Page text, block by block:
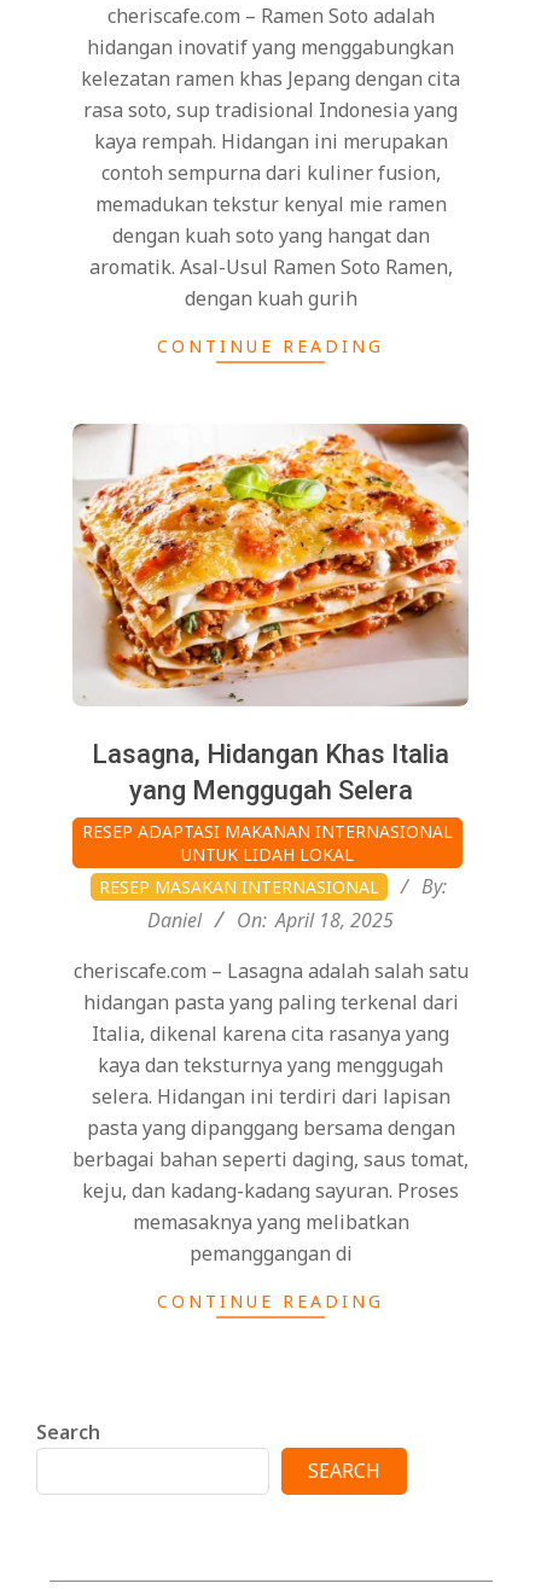
cheriscafe.com – Ramen Soto adalah
hidangan inovatif yang menggabungkan
kelezatan ramen khas Jepang dengan cita
rasa soto, sup tradisional Indonesia yang
kaya rempah. Hidangan ini merupakan
contoh sempurna dari kuliner fusion,
memadukan tekstur kenyal mie ramen
dengan kuah soto yang hangat dan
aromatik. Asal-Usul Ramen Soto Ramen,
dengan kuah gurih
CONTINUE READING
Lasagna, Hidangan Khas Italia
yang Menggugah Selera
2025-
18
RESEP ADAPTASI MAKANAN INTERNASIONAL
UNTUK LIDAH LOKAL
RESEP MASAKAN INTERNASIONAL
By:
Daniel
On: April 18, 2025
cheriscafe.com – Lasagna adalah salah satu
hidangan pasta yang paling terkenal dari
Italia, dikenal karena cita rasanya yang
kaya dan teksturnya yang menggugah
selera. Hidangan ini terdiri dari lapisan
pasta yang dipanggang bersama dengan
berbagai bahan seperti daging, saus tomat,
keju, dan kadang-kadang sayuran. Proses
memasaknya yang melibatkan
pemanggangan di
CONTINUE READING
Search
SEARCH